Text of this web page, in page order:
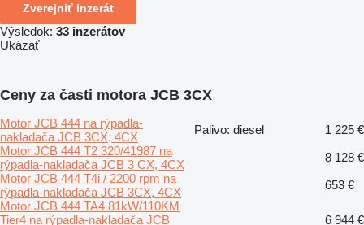
Zverejniť inzerát
Výsledok: 33 inzerátov
Ukázať
Ceny za časti motora JCB 3CX
Motor JCB 444 na rýpadla-
nakladača JCB 3CX, 4CX
Palivo: diesel
1 225 €
Motor JCB 444 T2 320/41987 na
rýpadla-nakladača JCB 3 CX, 4CX
8 128 €
Motor JCB 444 T4i / 2200 rpm na
rýpadla-nakladača JCB 3CX, 4CX
653 €
Motor JCB 444 TA4 81kW/110KM
Tier4 na rýpadla-nakladača JCB
6 944 €